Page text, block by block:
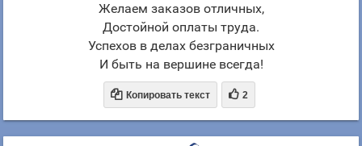
Желаем заказов отличных,
Достойной оплаты труда.
Успехов в делах безграничных
И быть на вершине всегда!
 Копировать текст  2